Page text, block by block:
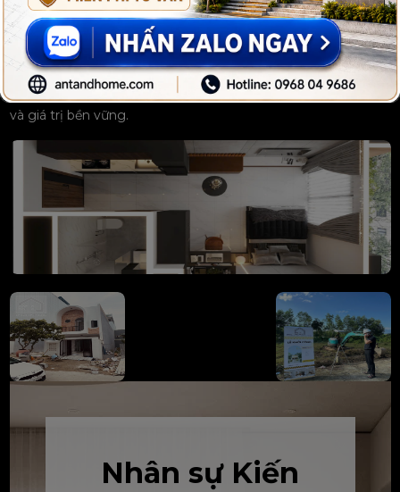
Hành Trình Kiến TạoKhông Gian
Hoàn Mỹ
Cùng Kiến và Nhà trải nghiệm quá trình từ thiết kế đến thi
công, tạo nên những công trình mang đậm dấu ấn cá nhân
và giá trị bền vững.
Nhân sự Kiến